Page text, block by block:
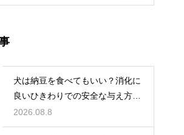
犬は納豆を食べてもいい？消化に
良いひきわりでの安全な与え方を
解説
2026.08.8